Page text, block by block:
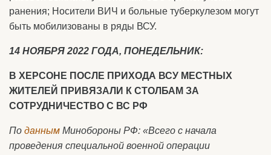
ранения; Носители ВИЧ и больные туберкулезом могут
быть мобилизованы в ряды ВСУ.
14 НОЯБРЯ 2022 ГОДА, ПОНЕДЕЛЬНИК:
В ХЕРСОНЕ ПОСЛЕ ПРИХОДА ВСУ МЕСТНЫХ
ЖИТЕЛЕЙ ПРИВЯЗАЛИ К СТОЛБАМ ЗА
СОТРУДНИЧЕСТВО С ВС РФ
По данным Минобороны РФ: «Всего с начала
проведения специальной военной операции